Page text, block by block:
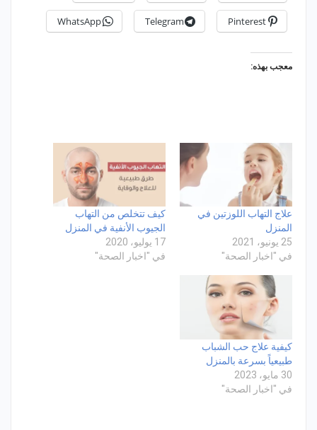
Pinterest
Telegram
WhatsApp
معجب بهذه:
علاج التهاب اللوزتين في
المنزل
25 يونيو، 2021
في "اخبار الصحة"
كيف تتخلص من التهاب
الجيوب الأنفية في المنزل
17 يوليو، 2020
في "اخبار الصحة"
كيفية علاج حب الشباب
طبيعياً بسرعة بالمنزل
30 مايو، 2023
في "اخبار الصحة"